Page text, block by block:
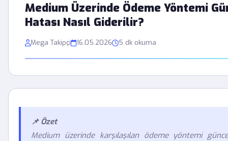
Medium Üzerinde Ödeme Yöntemi
Hatası Nasıl Giderilir?
Mega Takipçi 16.05.2026 5 dk okuma
📌 Özet
Medium üzerinde karşılaşılan ödeme yöntemi